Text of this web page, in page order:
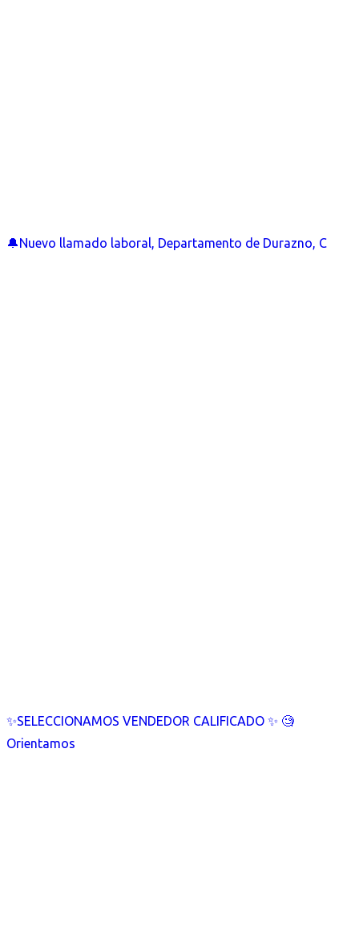
🔔Nuevo llamado laboral, Departamento de Durazno, C
✨SELECCIONAMOS VENDEDOR CALIFICADO ✨ 🧐
Orientamos